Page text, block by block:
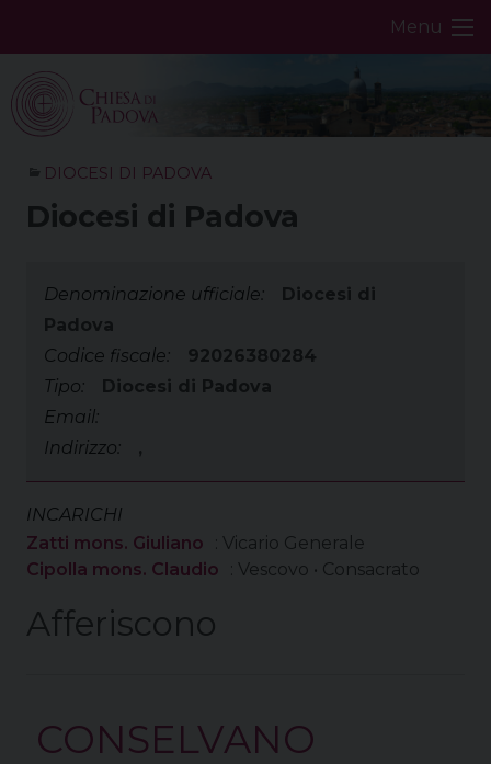
Menu
DIOCESI DI PADOVA
Diocesi di Padova
Denominazione ufficiale:
Diocesi di
Padova
Codice fiscale:
92026380284
Tipo:
Diocesi di Padova
Email:
Indirizzo:
,
INCARICHI
Zatti mons. Giuliano
: Vicario Generale
Cipolla mons. Claudio
: Vescovo • Consacrato
Afferiscono
CONSELVANO